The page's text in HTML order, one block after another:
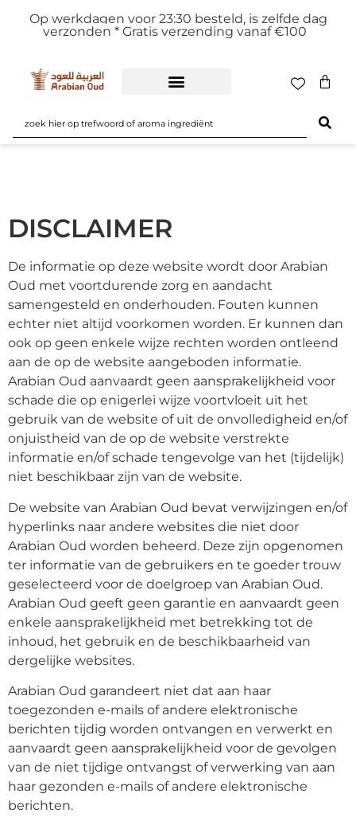
Op werkdagen voor 23:30 besteld, is zelfde dag
verzonden * Gratis verzending vanaf €100
DISCLAIMER
De informatie op deze website wordt door Arabian
Oud met voortdurende zorg en aandacht
samengesteld en onderhouden. Fouten kunnen
echter niet altijd voorkomen worden. Er kunnen dan
ook op geen enkele wijze rechten worden ontleend
aan de op de website aangeboden informatie.
Arabian Oud aanvaardt geen aansprakelijkheid voor
schade die op enigerlei wijze voortvloeit uit het
gebruik van de website of uit de onvolledigheid en/of
onjuistheid van de op de website verstrekte
informatie en/of schade tengevolge van het (tijdelijk)
niet beschikbaar zijn van de website.
De website van Arabian Oud bevat verwijzingen en/of
hyperlinks naar andere websites die niet door
Arabian Oud worden beheerd. Deze zijn opgenomen
ter informatie van de gebruikers en te goeder trouw
geselecteerd voor de doelgroep van Arabian Oud.
Arabian Oud geeft geen garantie en aanvaardt geen
enkele aansprakelijkheid met betrekking tot de
inhoud, het gebruik en de beschikbaarheid van
dergelijke websites.
Arabian Oud garandeert niet dat aan haar
toegezonden e-mails of andere elektronische
berichten tijdig worden ontvangen en verwerkt en
aanvaardt geen aansprakelijkheid voor de gevolgen
van de niet tijdige ontvangst of verwerking van aan
haar gezonden e-mails of andere elektronische
berichten.